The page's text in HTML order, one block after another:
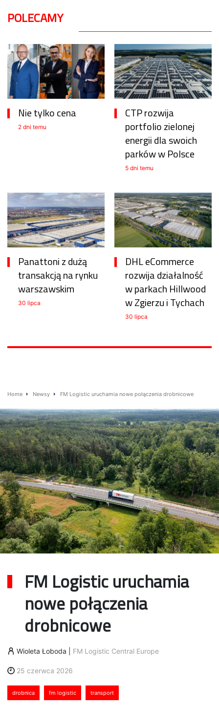
POLECAMY
Nie tylko cena
2 dni temu
CTP rozwija
portfolio zielonej
energii dla swoich
parków w Polsce
5 dni temu
Panattoni z dużą
transakcją na rynku
warszawskim
30 lipca
DHL eCommerce
rozwija działalność
w parkach Hillwood
w Zgierzu i Tychach
30 lipca
Home Newsy FM Logistic uruchamia nowe połączenia drobnicowe
FM Logistic uruchamia
nowe połączenia
drobnicowe
Wioleta Łoboda FM Logistic Central Europe
25 czerwca 2026
drobnica fm logistic transport